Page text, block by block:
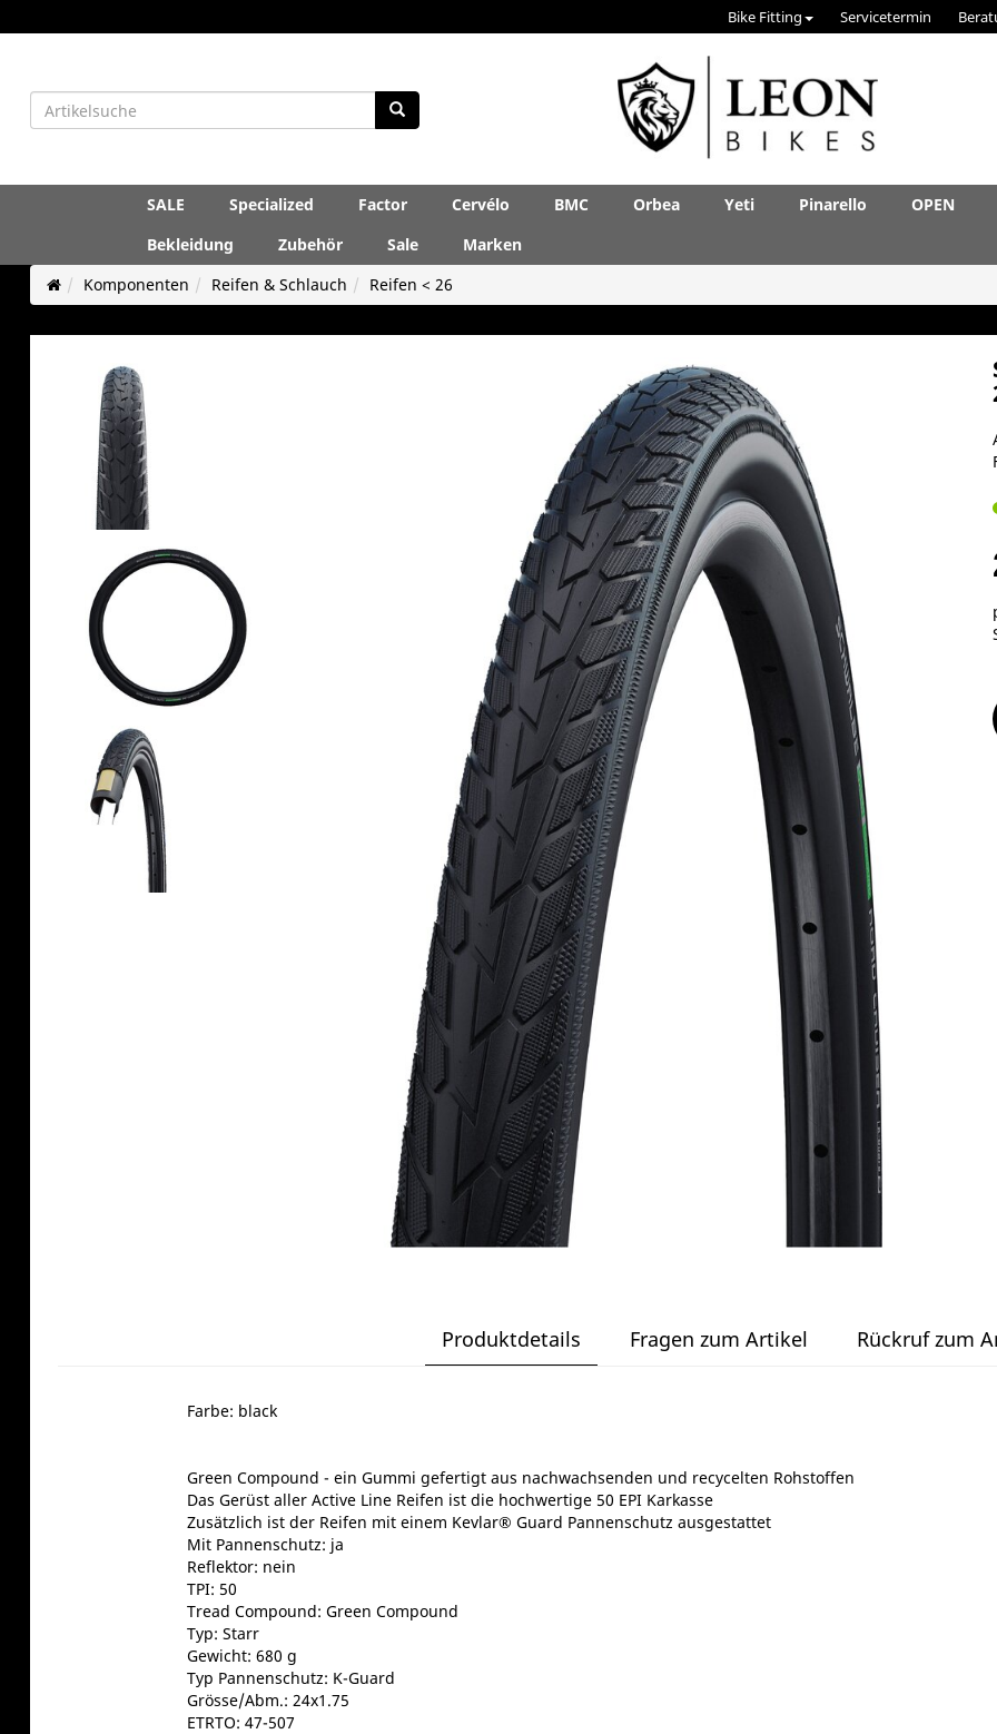
Bike Fitting Servicetermin
SALE Specialized Factor Cervélo BMC Orbea Yeti Pinarello OPEN
Bekleidung
Zubehör Sale
Marken
Komponenten
Reifen & Schlauch Reifen < 26
Produktdetails Fragen zum Artikel Rückruf zum
Farbe: black
Green Compound - ein Gummi gefertigt aus nachwachsenden und recycelten Rohstoffen
Das Gerüst aller Active Line Reifen ist die hochwertige 50 EPI Karkasse
Zusätzlich ist der Reifen mit einem Kevlar® Guard Pannenschutz ausgestattet
Mit Pannenschutz: ja
Reflektor: nein
TPI: 50
Tread Compound: Green Compound
Typ: Starr
Gewicht: 680 g
Typ Pannenschutz: K-Guard
Grösse/Abm.: 24x1.75
ETRTO: 47-507